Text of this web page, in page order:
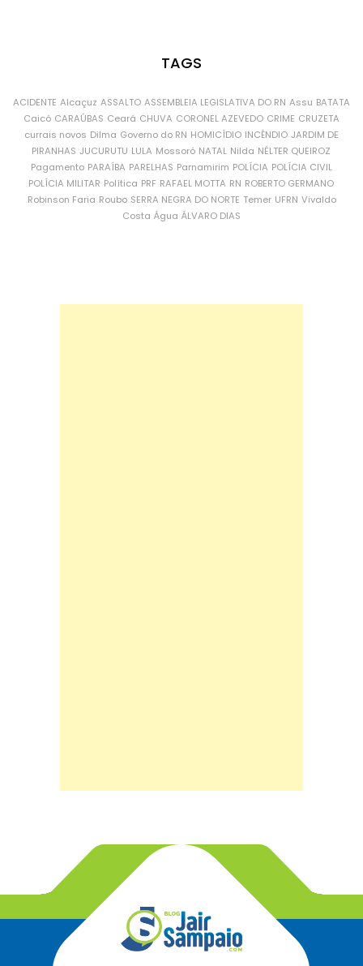
TAGS
ACIDENTE Alcaçuz ASSALTO ASSEMBLEIA LEGISLATIVA DO RN Assu BATATA
Caicó CARAÚBAS Ceará CHUVA CORONEL AZEVEDO CRIME CRUZETA
currais novos Dilma Governo do RN HOMICÍDIO INCÊNDIO JARDIM DE
PIRANHAS JUCURUTU LULA Mossoró NATAL Nilda NÉLTER QUEIROZ
Pagamento PARAÍBA PARELHAS Parnamirim POLÍCIA POLÍCIA CIVIL
POLÍCIA MILITAR Política PRF RAFAEL MOTTA RN ROBERTO GERMANO
Robinson Faria Roubo SERRA NEGRA DO NORTE Temer UFRN Vivaldo
Costa Água ÁLVARO DIAS